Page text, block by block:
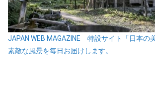
JAPAN WEB MAGAZINE 特設サイト「日本の
素敵な風景を毎日お届けします。